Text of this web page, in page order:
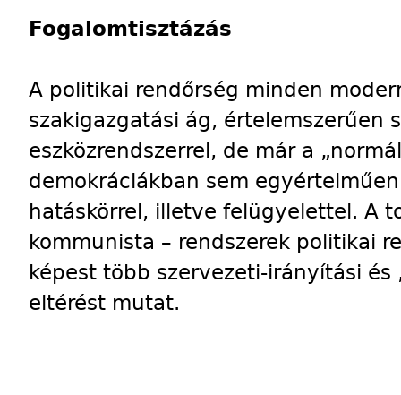
Fogalomtisztázás
A politikai rendőrség minden
szakigazgatási ág, értelemszerűen
eszközrendszerrel, de már a
demokráciákban sem
hatáskörrel, illetve felügyelettel. A
kommunista – rendszerek politikai
képest több szervezeti-irányítási és
eltérést mutat.